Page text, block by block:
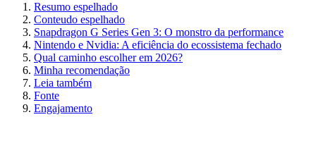
Resumo espelhado
Conteudo espelhado
Snapdragon G Series Gen 3: O monstro da performance
Nintendo e Nvidia: A eficiência do ecossistema fechado
Qual caminho escolher em 2026?
Minha recomendação
Leia também
Fonte
Engajamento